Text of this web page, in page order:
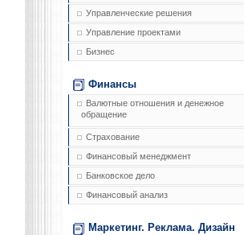
Управленческие решения
Управление проектами
Бизнес
Финансы
Валютные отношения и денежное
обращение
Страхование
Финансовый менеджмент
Банковское дело
Финансовый анализ
Маркетинг. Реклама. Дизайн